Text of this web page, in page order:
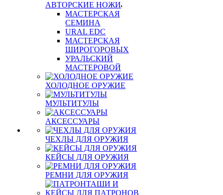
АВТОРСКИЕ НОЖИ
МАСТЕРСКАЯ
СЕМИНА
URAL EDC
МАСТЕРСКАЯ
ШИРОГОРОВЫХ
УРАЛЬСКИЙ
МАСТЕРОВОЙ
ХОЛОДНОЕ ОРУЖИЕ
МУЛЬТИТУЛЫ
АКСЕССУАРЫ
ЧЕХЛЫ ДЛЯ ОРУЖИЯ
КЕЙСЫ ДЛЯ ОРУЖИЯ
РЕМНИ ДЛЯ ОРУЖИЯ